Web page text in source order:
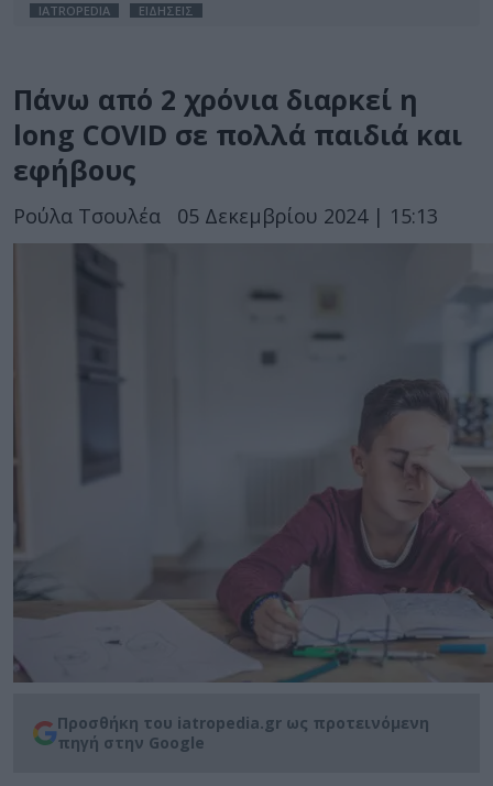
IATROPEDIA ΕΙΔΗΣΕΙΣ
Πάνω από 2 χρόνια διαρκεί η
long COVID σε πολλά παιδιά και
εφήβους
Ρούλα Τσουλέα 05 Δεκεμβρίου 2024 | 15:13
Προσθήκη του iatropedia.gr ως προτεινόμενη
πηγή στην Google